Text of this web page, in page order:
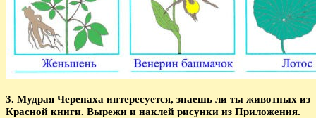
3. Мудрая Черепаха интересуется, знаешь ли ты животных из
Красной книги. Вырежи и наклей рисунки из Приложения.